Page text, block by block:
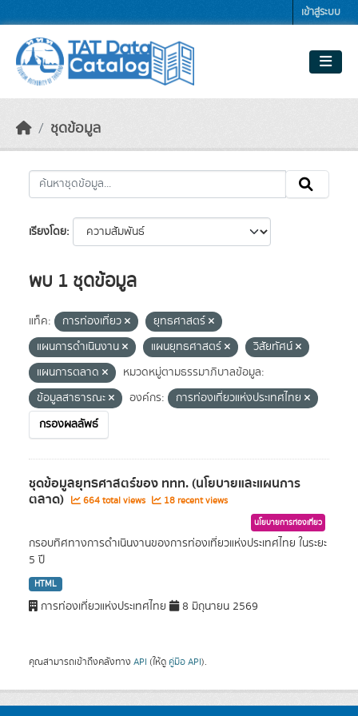
เข้าสู่ระบบ
ชุดข้อมูล
เรียงโดย
พบ 1 ชุดข้อมูล
แท็ค: การท่องเที่ยว
ยุทธศาสตร์
แผนการดำเนินงาน
แผนยุทธศาสตร์
วิสัยทัศน์
แผนการตลาด
หมวดหมู่ตามธรรมาภิบาลข้อมูล:
ข้อมูลสาธารณะ
องค์กร:
การท่องเที่ยวแห่งประเทศไทย
กรองผลลัพธ์
ชุดข้อมูลยุทธศาสตร์ของ ททท. (นโยบายและแผนการ
ตลาด) 664 total views 18 recent views
นโยบายการท่องเที่ยว
กรอบทิศทางการดำเนินงานของการท่องเที่ยวแห่งประเทศไทย ในระยะ
5 ปี
HTML
การท่องเที่ยวแห่งประเทศไทย 8 มิถุนายน 2569
คุณสามารถเข้าถึงคลังทาง API (ให้ดู คู่มือ API).